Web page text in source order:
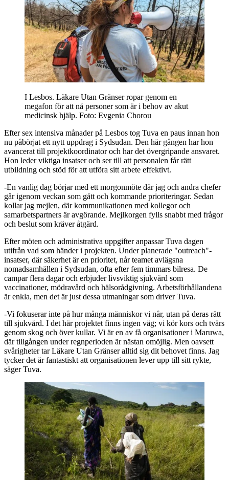
I Lesbos. Läkare Utan Gränser ropar genom en
megafon för att nå personer som är i behov av akut
medicinsk hjälp. Foto: Evgenia Chorou
Efter sex intensiva månader på Lesbos tog Tuva en paus innan hon
nu påbörjat ett nytt uppdrag i Sydsudan. Den här gången har hon
avancerat till projektkoordinator och har det övergripande ansvaret.
Hon leder viktiga insatser och ser till att personalen får rätt
utbildning och stöd för att utföra sitt arbete effektivt.
-En vanlig dag börjar med ett morgonmöte där jag och andra chefer
går igenom veckan som gått och kommande prioriteringar. Sedan
kollar jag mejlen, där kommunikationen med kollegor och
samarbetspartners är avgörande. Mejlkorgen fylls snabbt med frågor
och beslut som kräver åtgärd.
Efter möten och administrativa uppgifter anpassar Tuva dagen
utifrån vad som händer i projekten. Under planerade "outreach"-
insatser, där säkerhet är en prioritet, når teamet avlägsna
nomadsamhällen i Sydsudan, ofta efter fem timmars bilresa. De
campar flera dagar och erbjuder livsviktig sjukvård som
vaccinationer, mödravård och hälsorådgivning. Arbetsförhållandena
är enkla, men det är just dessa utmaningar som driver Tuva.
-Vi fokuserar inte på hur många människor vi når, utan på deras rätt
till sjukvård. I det här projektet finns ingen väg; vi kör kors och tvärs
genom skog och över kullar. Vi är en av få organisationer i Maruwa,
där tillgången under regnperioden är nästan omöjlig. Men oavsett
svårigheter tar Läkare Utan Gränser alltid sig dit behovet finns. Jag
tycker det är fantastiskt att organisationen lever upp till sitt rykte,
säger Tuva.